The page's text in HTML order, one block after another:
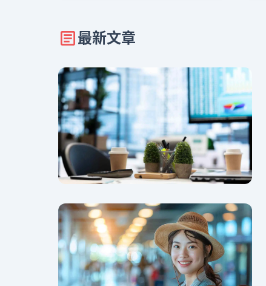
最新文章